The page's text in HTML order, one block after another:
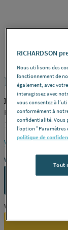
LAZER 400323
Pack extension
1 plaque + 1
100% étanche -
Référence
Voir la description
Vous avez un projet ?
Vous êtes un
RICHARDSON
Nous utilisons des
fonctionnement de
également, avec
interagissez avec
vous consentez à
conformément à
confidentialité. Vous
l’option "Paramètres
politique de
Tout